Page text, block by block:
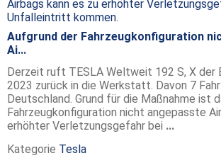
Aufgrund der Fahrzeugkonfiguration
Ai...
Derzeit ruft TESLA Weltweit 192 S, X der
2023 zurück in die Werkstatt. Davon 7
Deutschland. Grund für die Maßnahme ist
Fahrzeugkonfiguration nicht angepasste
erhöhter Verletzungsgefahr bei ...
Kategorie Tesla